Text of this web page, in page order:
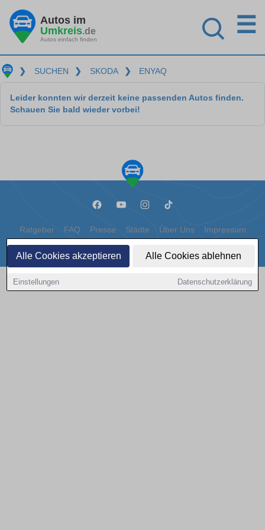
Alle Cookies akzeptieren Alle Cookies ablehnen
Einstellungen Datenschutzerklärung
Autos im
Umkreis.de
Autos einfach finden
☰
❯ SUCHEN ❯ SKODA ❯ ENYAQ
Leider konnten wir derzeit keine passenden Autos finden.
Schauen Sie bald wieder vorbei!
Ratgeber FAQ Presse Städte Über Uns Impressum
Datenschutz Cookies
Copyright © 2000 - 2026 | 1A Infosysteme GmbH | Content by: 1a-sites-autos